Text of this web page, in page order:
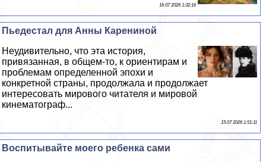
16 07 2026 1:32:16
Пьедестал для Анны Карениной
Неудивительно, что эта история,
привязанная, в общем-то, к ориентирам и
проблемам определенной эпохи и
конкретной страны, продолжала и продолжает
интересовать мирового читателя и мировой
кинематограф...
15 07 2026 1:51:11
Воспитывайте моего ребенка сами